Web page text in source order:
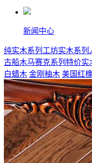
新闻中心
纯实木系列 工坊实木系列
古船木马赛克系列 特价实
白蜡木 金刚柚木 美国红橡